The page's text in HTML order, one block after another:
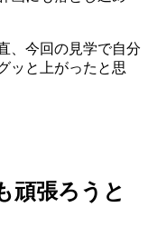
、今回の見学で自分
ッと上がったと思
頑張ろうと